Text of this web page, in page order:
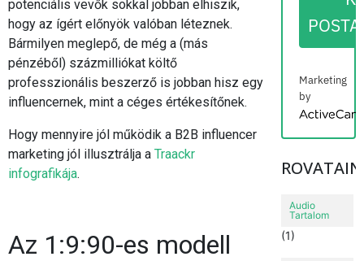
potenciális vevők sokkal jobban elhiszik,
hogy az ígért előnyök valóban léteznek.
Bármilyen meglepő, de még a (más
pénzéből) százmilliókat költő
professzionális beszerző is jobban hisz egy
influencernek, mint a céges értékesítőnek.
Hogy mennyire jól működik a B2B influencer
marketing jól illusztrálja a Traackr
infografikája.
Az 1:9:90-es modell
Marketing
by
Audio
Tartalom
(1)